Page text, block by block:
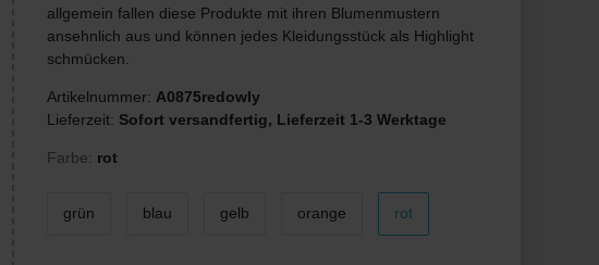
allgemein fallen diese Produkte mit ihren Blumenmustern
ansehnlich aus und können jedes Kleidungsstück als Highlight
schmücken.
Artikelnummer: A0875redowly
Lieferzeit: Sofort versandfertig, Lieferzeit 1-3 Werktage
Farbe: rot
grün blau gelb orange rot